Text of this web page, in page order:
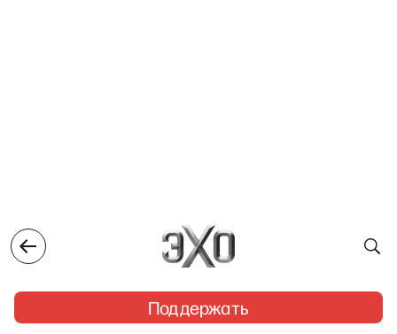
Поддержать